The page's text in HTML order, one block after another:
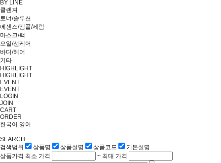
BY LINE
클렌져
토너/솔루션
에센스/앰플/세럼
마스크/팩
오일/선케어
바디/헤어
기타
HIGHLIGHT
HIGHLIGHT
EVENT
EVENT
LOGIN
JOIN
CART
ORDER
한국어 영어
SEARCH
검색범위
상품명 상품설명 상품코드
기본설명
상품가격 최소 가격 ~ 최대 가격